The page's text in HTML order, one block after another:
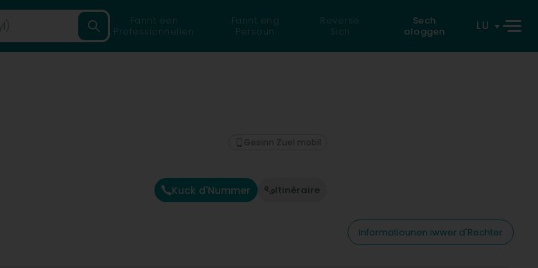
Fannt een
Professionnellen
Fannt eng
Persoun
Reverse
Sich
Sech
aloggen
LU
Kuck d'Nummer Itinéraire
Gesinn Zuel mobil
Informatiounen iwwer d'Rechter